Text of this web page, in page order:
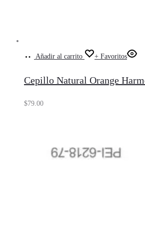
Añadir al carrito + Favoritos
Cepillo Natural Orange
$79.00